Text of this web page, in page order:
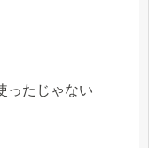
ったじゃない